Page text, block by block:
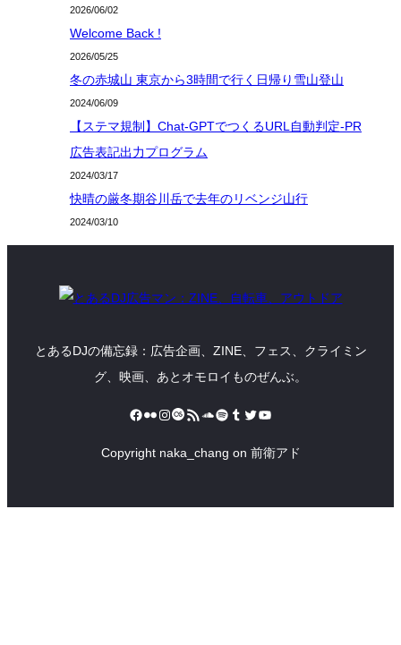
2026/06/02
Welcome Back !
2026/05/25
冬の赤城山 東京から3時間で行く日帰り雪山登山
2024/06/09
【ステマ規制】Chat-GPTでつくるURL自動判定-PR
広告表記出力プログラム
2024/03/17
快晴の厳冬期谷川岳で去年のリベンジ山行
2024/03/10
とあるDJの備忘録：広告企画、ZINE、フェス、クライミン
グ、映画、あとオモロイものぜんぶ。
Facebook
FlickrInstagram
Last.fm
RSS フィードSoundCloud
Spotify
Tumblr
Twitter
YouTube
Copyright naka_chang on 前衛アド